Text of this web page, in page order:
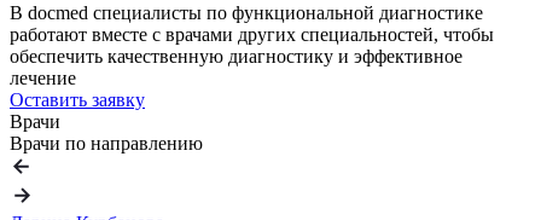
В docmed специалисты по функциональной диагностике
работают вместе с врачами других специальностей, чтобы
обеспечить качественную диагностику и эффективное
лечение
Оставить заявку
Врачи
Врачи по направлению